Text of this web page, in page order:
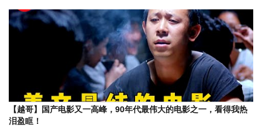
【越哥】国产电影又一高峰，90年代最伟大的电影之一，看得我热
泪盈眶！